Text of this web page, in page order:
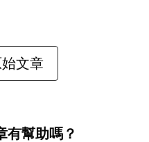
文章
有幫助嗎？